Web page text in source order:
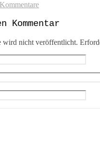
Kommentar
wird nicht veröffentlicht.